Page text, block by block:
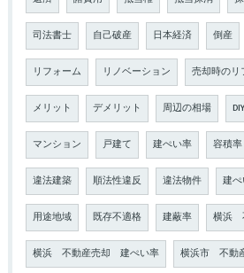
司法書士 自己破産 日本経済 倒産
リフォーム リノベーション 売却時のリ
メリット デメリット 周辺の相場 DIY
マンション 戸建て 建ぺい率 容積率
違法建築 順法性違反 違法物件 建
用途地域 既存不適格 建蔽率 横浜
横浜 不動産売却 建ぺい率 横浜市 不動